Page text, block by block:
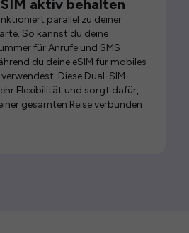
aktiv behalten
parallel zu deiner
So kannst du deine
für Anrufe und SMS
du deine eSIM für mobiles
Diese Dual-SIM-
Flexibilität und sorgt dafür,
gesamten Reise verbunden